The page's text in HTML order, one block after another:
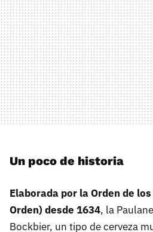
Un poco de historia
Elaborada por la Orden de
Orden) desde 1634, la
Bockbier, un tipo de cerveza